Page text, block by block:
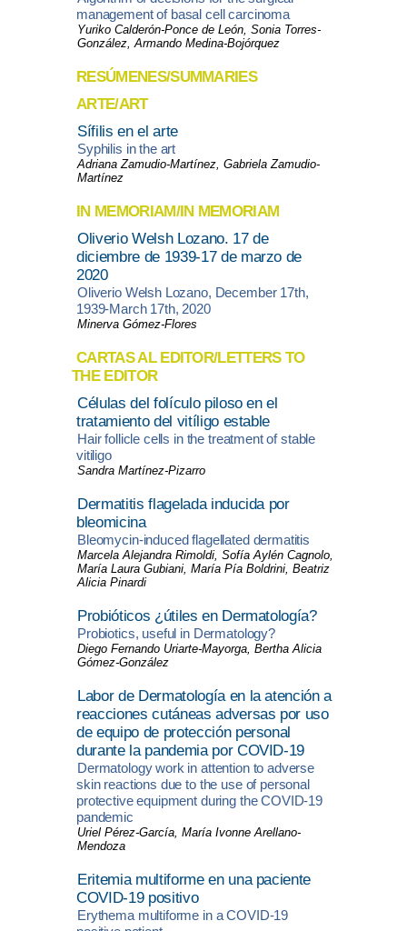
management of basal cell carcinoma
Yuriko Calderón-Ponce de León, Sonia Torres-
González, Armando Medina-Bojórquez
RESÚMENES/SUMMARIES
ARTE/ART
Sífilis en el arte
Syphilis in the art
Adriana Zamudio-Martínez, Gabriela Zamudio-
Martínez
IN MEMORIAM/IN MEMORIAM
Oliverio Welsh Lozano. 17 de
diciembre de 1939-17 de marzo de
2020
Oliverio Welsh Lozano, December 17th,
1939-March 17th, 2020
Minerva Gómez-Flores
CARTAS AL EDITOR/LETTERS TO
THE EDITOR
Células del folículo piloso en el
tratamiento del vitíligo estable
Hair follicle cells in the treatment of stable
vitiligo
Sandra Martínez-Pizarro
Dermatitis flagelada inducida por
bleomicina
Bleomycin-induced flagellated dermatitis
Marcela Alejandra Rimoldi, Sofía Aylén Cagnolo,
María Laura Gubiani, María Pía Boldrini, Beatriz
Alicia Pinardi
Probióticos ¿útiles en Dermatología?
Probiotics, useful in Dermatology?
Diego Fernando Uriarte-Mayorga, Bertha Alicia
Gómez-González
Labor de Dermatología en la atención a
reacciones cutáneas adversas por uso
de equipo de protección personal
durante la pandemia por COVID-19
Dermatology work in attention to adverse
skin reactions due to the use of personal
protective equipment during the COVID-19
pandemic
Uriel Pérez-García, María Ivonne Arellano-
Mendoza
Eritemia multiforme en una paciente
COVID-19 positivo
Erythema multiforme in a COVID-19